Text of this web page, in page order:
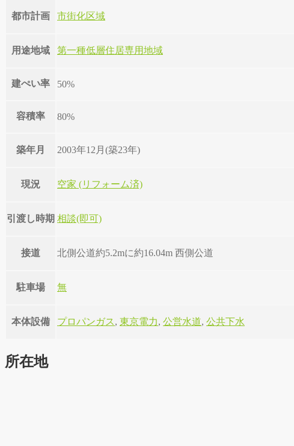
都市計画 市街化区域
用途地域 第一種低層住居専用地域
建ぺい率 50%
容積率 80%
築年月 2003年12月(築23年)
現況 空家 (リフォーム済)
引渡し時期 相談(即可)
接道 北側公道約5.2mに約16.04m 西側公道
駐車場 無
本体設備 プロパンガス, 東京電力, 公営水道, 公共下水
所在地